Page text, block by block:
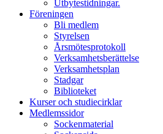
Utbytestidningar.
Föreningen
Bli medlem
Styrelsen
Årsmötesprotokoll
Verksamhetsberättelse
Verksamhetsplan
Stadgar
Biblioteket
Kurser och studiecirklar
Medlemssidor
Sockenmaterial